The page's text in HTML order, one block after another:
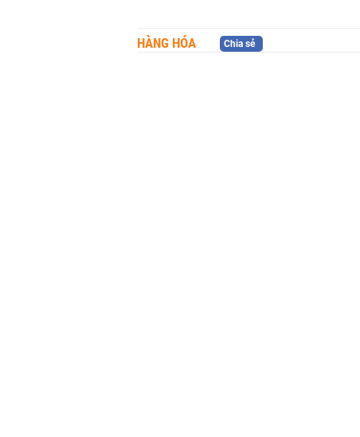
HÀNG HÓA Chia sẻ